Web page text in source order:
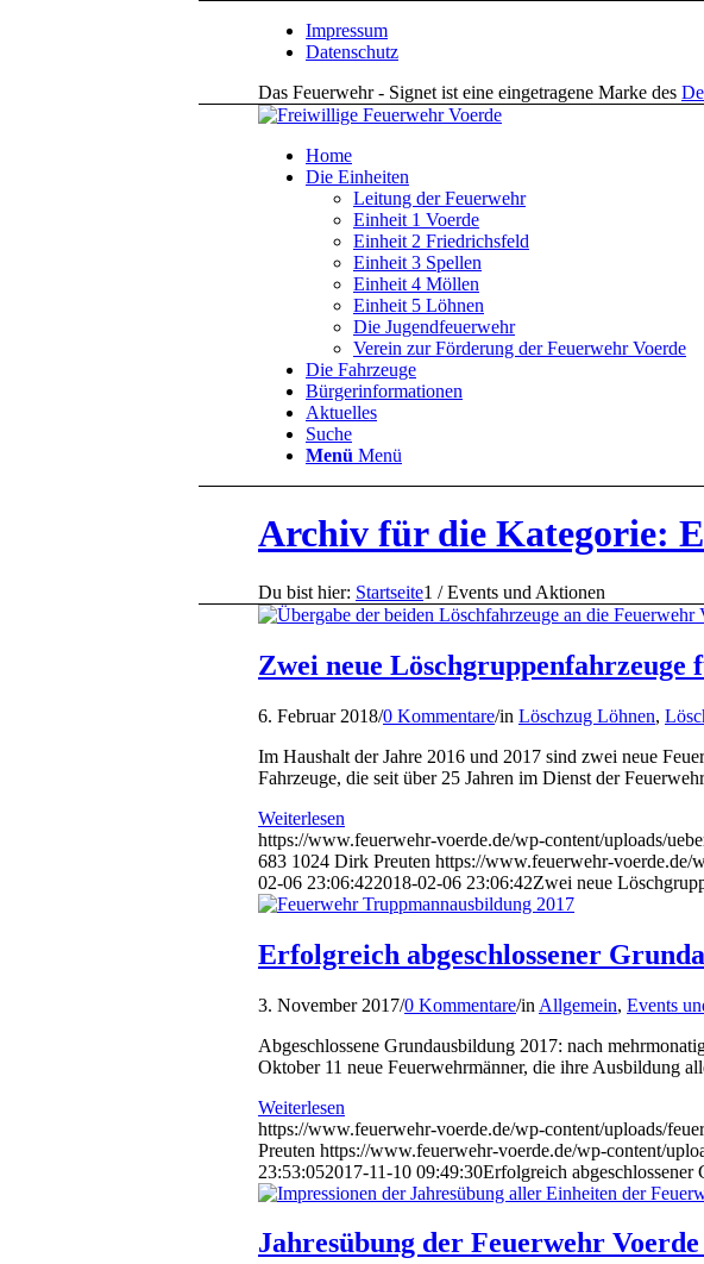
Impressum
Datenschutz
Das Feuerwehr - Signet ist eine eingetragene Marke des
Home
Die Einheiten
Leitung der Feuerwehr
Einheit 1 Voerde
Einheit 2 Friedrichsfeld
Einheit 3 Spellen
Einheit 4 Möllen
Einheit 5 Löhnen
Die Jugendfeuerwehr
Verein zur Förderung der Feuerwehr Voerde
Die Fahrzeuge
Bürgerinformationen
Aktuelles
Suche
Menü Menü
Archiv für die Kategorie:
Du bist hier: Startseite1 / Events und Aktionen
Zwei neue Löschgruppenfahrzeuge
6. Februar 2018/0 Kommentare/in Löschzug Löhnen,
Im Haushalt der Jahre 2016 und 2017 sind zwei neue
Fahrzeuge, die seit über 25 Jahren im Dienst der
Weiterlesen
https://www.feuerwehr-voerde.de/wp-content/uploads/
683 1024 Dirk Preuten https://www.feuerwehr-voerde.de/
02-06 23:06:422018-02-06 23:06:42Zwei neue
Erfolgreich abgeschlossener
3. November 2017/0 Kommentare/in Allgemein, Events
Abgeschlossene Grundausbildung 2017: nach
Oktober 11 neue Feuerwehrmänner, die ihre Ausbildung
Weiterlesen
https://www.feuerwehr-voerde.de/wp-content/uploads/
Preuten https://www.feuerwehr-voerde.de/wp-content/
23:53:052017-11-10 09:49:30Erfolgreich abgeschlossener
Jahresübung der Feuerwehr Voerde